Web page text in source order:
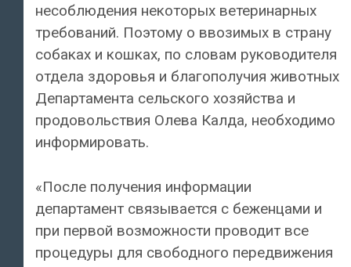
несоблюдения некоторых ветеринарных
требований. Поэтому о ввозимых в страну
собаках и кошках, по словам руководителя
отдела здоровья и благополучия животных
Департамента сельского хозяйства и
продовольствия Олева Калда, необходимо
информировать.
«После получения информации
департамент связывается с беженцами и
при первой возможности проводит все
процедуры для свободного передвижения